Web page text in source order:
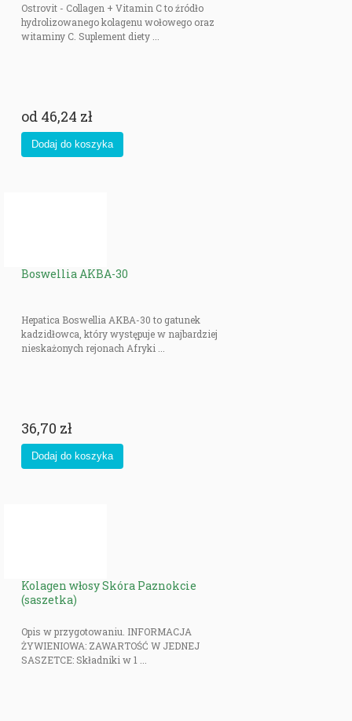
Ostrovit - Collagen + Vitamin C to źródło
hydrolizowanego kolagenu wołowego oraz
witaminy C. Suplement diety ...
od 46,24 zł
Boswellia AKBA-30
Hepatica Boswellia AKBA-30 to gatunek
kadzidłowca, który występuje w najbardziej
nieskażonych rejonach Afryki ...
36,70 zł
Kolagen włosy Skóra Paznokcie
(saszetka)
Opis w przygotowaniu. INFORMACJA
ŻYWIENIOWA: ZAWARTOŚĆ W JEDNEJ
SASZETCE: Składniki w 1 ...